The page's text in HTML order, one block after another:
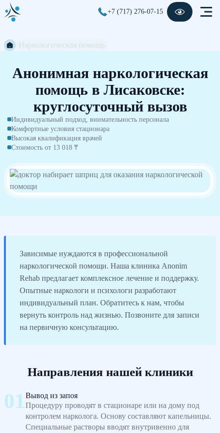
+7 (717) 276-07-15
Анонимная наркологическая
помощь в Лисаковске:
круглосуточный вызов
Индивидуальный подход, внимательность персонала
Комфортные условия стационара
Высокая квалификация врачей
Стоимость от 13 018 ₸
Зависимые нуждаются в профессиональной
наркологической помощи. Наша клиника Anonim
Rehab предлагает комплексное лечение и поддержку.
Опытные наркологи и психологи разработают
индивидуальный план. Обратитесь к нам, чтобы
вернуть контроль над жизнью. Позвоните для записи
на первичную консультацию.
Направления нашей клиники
Вывод из запоя
Процедуру проводят в стационаре или на дому под
контролем нарколога. Основу составляют капельницы.
Специальные растворы вводят внутривенно для